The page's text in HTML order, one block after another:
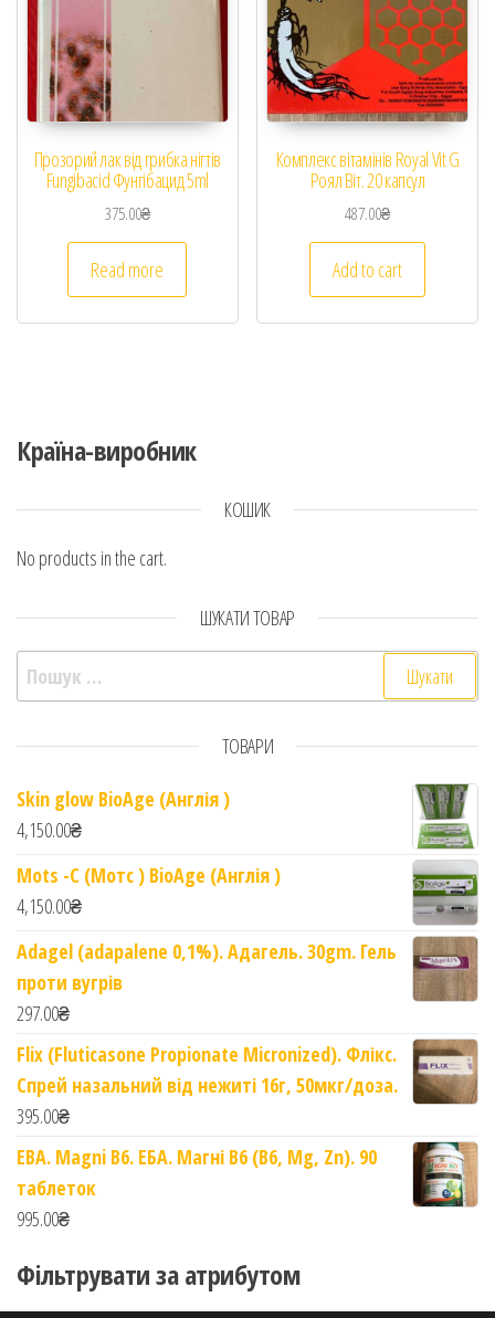
Прозорий лак від грибка нігтів
Fungibacid Фунгібацид 5ml
375.00₴
Read more
Комплекс вітамінів Royal Vit G
Роял Віт. 20 капсул
487.00₴
Add to cart
Країна-виробник
КОШИК
No products in the cart.
ШУКАТИ ТОВАР
Пошук:
ТОВАРИ
Skin glow BioAge (Англія )
4,150.00₴
Mots -C (Мотс ) BioAge (Англія )
4,150.00₴
Adagel (adapalene 0,1%). Адагель. 30gm. Гель
проти вугрів
297.00₴
Flix (Fluticasone Propionate Micronized). Флікс.
Спрей назальний від нежиті 16г, 50мкг/доза.
395.00₴
EBA. Magni B6. ЕБА. Магні B6 (B6, Mg, Zn). 90
таблеток
995.00₴
Фільтрувати за атрибутом